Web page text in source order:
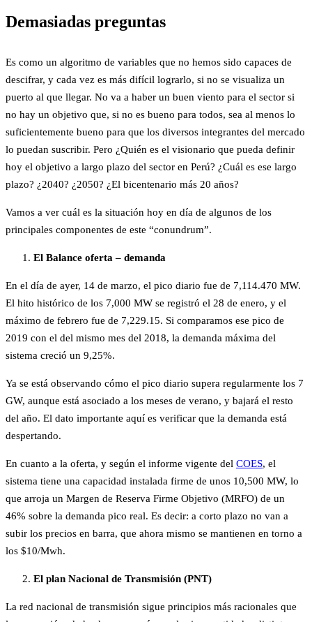
Demasiadas preguntas
Es como un algoritmo de variables que no hemos sido capaces de
descifrar, y cada vez es más difícil lograrlo, si no se visualiza un
puerto al que llegar. No va a haber un buen viento para el sector si
no hay un objetivo que, si no es bueno para todos, sea al menos lo
suficientemente bueno para que los diversos integrantes del mercado
lo puedan suscribir. Pero ¿Quién es el visionario que pueda definir
hoy el objetivo a largo plazo del sector en Perú? ¿Cuál es ese largo
plazo? ¿2040? ¿2050? ¿El bicentenario más 20 años?
Vamos a ver cuál es la situación hoy en día de algunos de los
principales componentes de este “conundrum”.
El Balance oferta – demanda
En el día de ayer, 14 de marzo, el pico diario fue de 7,114.470 MW.
El hito histórico de los 7,000 MW se registró el 28 de enero, y el
máximo de febrero fue de 7,229.15. Si comparamos ese pico de
2019 con el del mismo mes del 2018, la demanda máxima del
sistema creció un 9,25%.
Ya se está observando cómo el pico diario supera regularmente los 7
GW, aunque está asociado a los meses de verano, y bajará el resto
del año. El dato importante aquí es verificar que la demanda está
despertando.
En cuanto a la oferta, y según el informe vigente del COES, el
sistema tiene una capacidad instalada firme de unos 10,500 MW, lo
que arroja un Margen de Reserva Firme Objetivo (MRFO) de un
46% sobre la demanda pico real. Es decir: a corto plazo no van a
subir los precios en barra, que ahora mismo se mantienen en torno a
los $10/Mwh.
El plan Nacional de Transmisión (PNT)
La red nacional de transmisión sigue principios más racionales que